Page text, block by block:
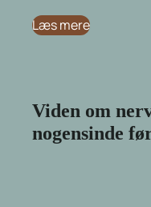
Læs mere
Viden om
nogensinde